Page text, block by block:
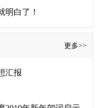
明白了！
更多>>
汇报